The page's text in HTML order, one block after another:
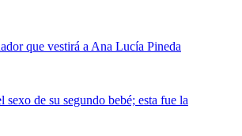
que vestirá a Ana Lucía Pineda
de su segundo bebé; esta fue la